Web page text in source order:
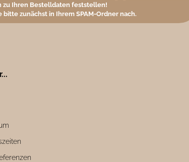
zu Ihren Bestelldaten feststellen!
zunächst in Ihrem SPAM-Ordner nach.